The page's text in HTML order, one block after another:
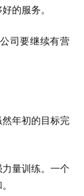
的服务。
司要继续有营
年初的目标完
量训练。一个